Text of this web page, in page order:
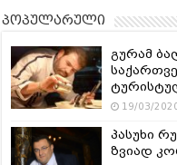
პოპულარული
გურამ
19/03/
პასუხი
ზვიად